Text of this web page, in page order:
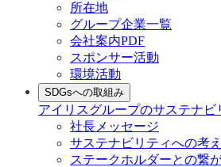
所在地
グループ企業一覧
会社案内PDF
スポンサー活動
環境活動
SDGsへの取組み
アイリスグループのサステナビ
社長メッセージ
サステナビリティへの考
ステークホルダーとの繋